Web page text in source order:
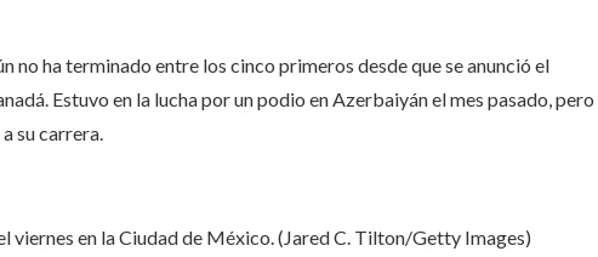
no ha terminado entre los cinco primeros desde que se anunció el
Estuvo en la lucha por un podio en Azerbaiyán el mes pasado, pero
su carrera.
viernes en la Ciudad de México. (Jared C. Tilton/Getty Images)